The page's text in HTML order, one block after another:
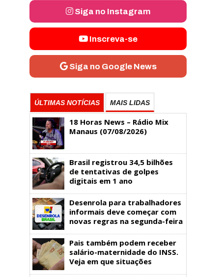
Siga no Instagram
Inscreva-se
Siga no Google News
ÚLTIMAS NOTÍCIAS MAIS LIDAS
18 Horas News​​​​​​​​​​​​ – Rádio Mix
Manaus (07/08/2026)
Brasil registrou 34,5 bilhões
de tentativas de golpes
digitais em 1 ano
Desenrola para trabalhadores
informais deve começar com
novas regras na segunda-feira
Pais também podem receber
salário-maternidade do INSS.
Veja em que situações